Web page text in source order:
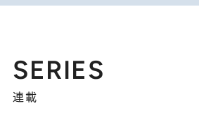
SERIES
連載